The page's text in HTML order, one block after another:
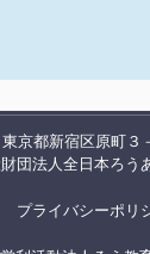
京都新宿区原町
団法人全日本ろう
プライバシーポリ